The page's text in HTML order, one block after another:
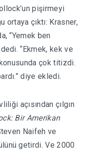
pişirmeyi
çıktı: Krasner,
“Yemek ben
“Ekmek, kek ve
çok titizdi.
diye ekledi.
açısından çılgın
Bir Amerikan
Naifeh ve
getirdi. Ve 2000